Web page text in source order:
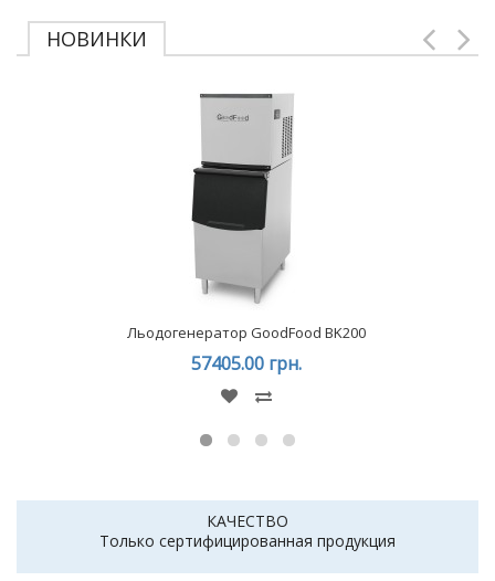
НОВИНКИ
Льодогенератор GoodFood BK200
57405.00 грн.
КАЧЕСТВО
Только сертифицированная продукция